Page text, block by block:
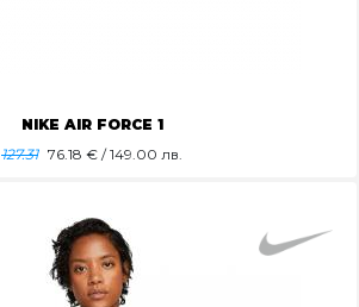
NIKE AIR FORCE 1
127.31 76.18 € / 149.00 лв.